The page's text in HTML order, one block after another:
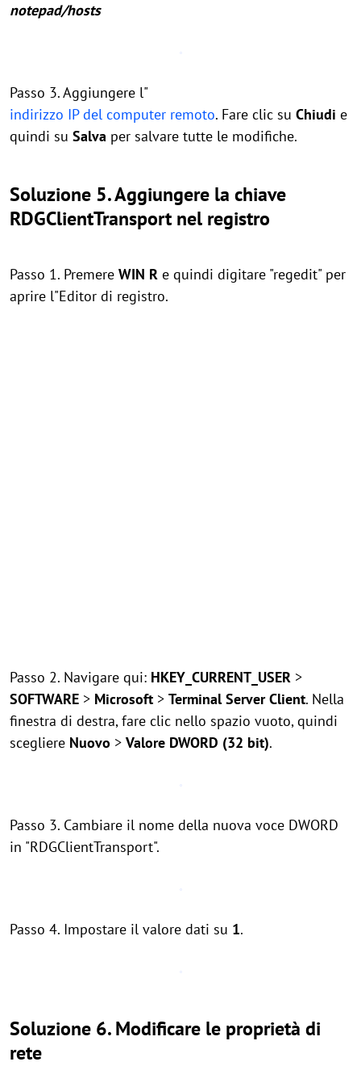
notepad/hosts
Passo 3. Aggiungere l"
indirizzo IP del computer remoto. Fare clic su Chiudi e
quindi su Salva per salvare tutte le modifiche.
Soluzione 5. Aggiungere la chiave
RDGClientTransport nel registro
Passo 1. Premere WIN R e quindi digitare "regedit" per
aprire l"Editor di registro.
Passo 2. Navigare qui: HKEY_CURRENT_USER >
SOFTWARE > Microsoft > Terminal Server Client. Nella
finestra di destra, fare clic nello spazio vuoto, quindi
scegliere Nuovo > Valore DWORD (32 bit).
Passo 3. Cambiare il nome della nuova voce DWORD
in "RDGClientTransport".
Passo 4. Impostare il valore dati su 1.
Soluzione 6. Modificare le proprietà di
rete